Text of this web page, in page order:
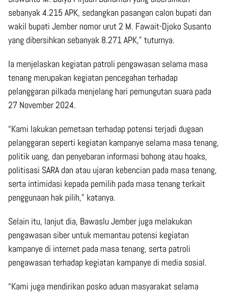
sebanyak 4.215 APK, sedangkan pasangan calon bupati dan
wakil bupati Jember nomor urut 2 M. Fawait-Djoko Susanto
yang dibersihkan sebanyak 8.271 APK,” tuturnya.
Ia menjelaskan kegiatan patroli pengawasan selama masa
tenang merupakan kegiatan pencegahan terhadap
pelanggaran pilkada menjelang hari pemungutan suara pada
27 November 2024.
“Kami lakukan pemetaan terhadap potensi terjadi dugaan
pelanggaran seperti kegiatan kampanye selama masa tenang,
politik uang, dan penyebaran informasi bohong atau hoaks,
politisasi SARA dan atau ujaran kebencian pada masa tenang,
serta intimidasi kepada pemilih pada masa tenang terkait
penggunaan hak pilih,” katanya.
Selain itu, lanjut dia, Bawaslu Jember juga melakukan
pengawasan siber untuk memantau potensi kegiatan
kampanye di internet pada masa tenang, serta patroli
pengawasan terhadap kegiatan kampanye di media sosial.
“Kami juga mendirikan posko aduan masyarakat selama